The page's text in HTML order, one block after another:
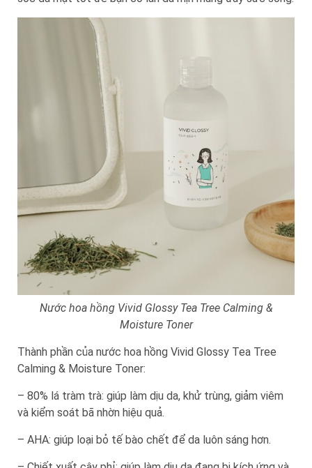
Nước hoa hồng Vivid Glossy Tea Tree Calming &
Moisture Toner
Thành phần của nước hoa hồng Vivid Glossy Tea Tree
Calming & Moisture Toner:
– 80% lá tràm trà: giúp làm dịu da, khử trùng, giảm viêm
và kiểm soát bã nhờn hiệu quả.
– AHA: giúp loại bỏ tế bào chết để da luôn sáng hơn.